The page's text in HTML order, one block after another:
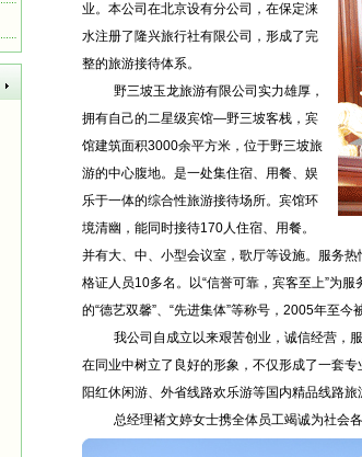
业。本公司在北京设有分公司，在保定涞
水注册了隆兴旅行社有限公司，形成了完
整的旅游接待体系。
野三坡玉龙旅游有限公司实力雄厚，
拥有自己的二星级宾馆—野三坡客栈，宾
馆建筑面积3000余平方米，位于野三坡旅
游的中心腹地。是一处集住宿、用餐、娱
乐于一体的综合性旅游接待场所。宾馆环
境清幽，能同时接待170人住宿、用餐。
并有大、中、小型会议室，歌厅等设施。服务
格证人员10多名。以“信誉可靠，宾客至上”为
的“德艺双馨”、“先进集体”等称号，2005年至今
我公司自成立以来艰苦创业，诚信经营，
在同业中树立了良好的形象，不仅形成了一套
阳红休闲游、外省线路欢乐游等国内精品线路旅
总经理褚文婷女士携全体员工竭诚为社会